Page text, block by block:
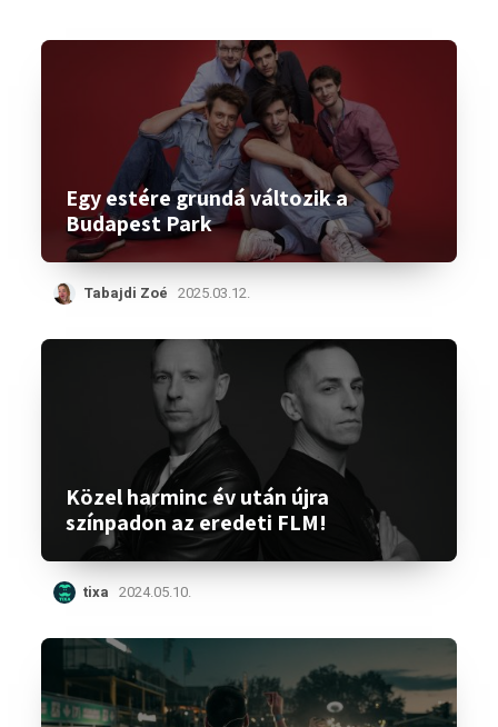
Egy estére grundá változik a
Budapest Park
Tabajdi Zoé 2025.03.12.
Közel harminc év után újra
színpadon az eredeti FLM!
tixa 2024.05.10.